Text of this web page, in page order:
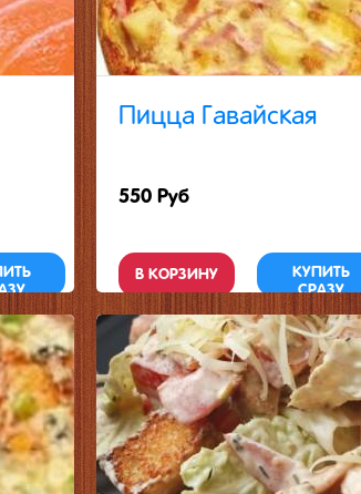
Пицца Гавайская
550 Руб
В КОРЗИНУ
КУПИТЬ
СРАЗУ